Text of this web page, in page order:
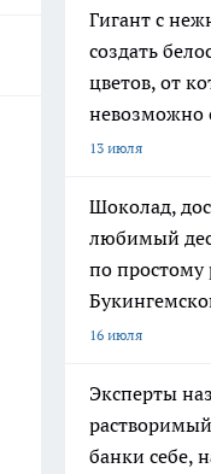
Гигант с
создать
цветов, от
невозможно
13 июля
Шоколад,
любимый
по простому
16 июля
Эксперты
банки себе,